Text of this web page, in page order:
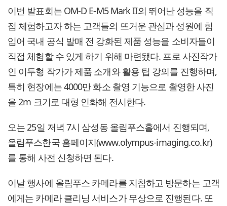
이번 발표회는 OM-D E-M5 Mark II의 뛰어난 성능을 직
접 체험하고자 하는 고객들의 뜨거운 관심과 성원에 힘
입어 국내 공식 발매 전 강화된 제품 성능을 소비자들이
직접 체험할 수 있게 하기 위해 마련됐다. 프로 사진작가
인 이두형 작가가 제품 소개와 활용 팁 강의를 진행하며,
특히 현장에는 4000만 화소 촬영 기능으로 촬영한 사진
을 2m 크기로 대형 인화해 전시한다.
오는 25일 저녁 7시 삼성동 올림푸스홀에서 진행되며,
올림푸스한국 홈페이지(www.olympus-imaging.co.kr)
를 통해 사전 신청하면 된다.
이날 행사에 올림푸스 카메라를 지참하고 방문하는 고객
에게는 카메라 클리닝 서비스가 무상으로 진행된다. 또